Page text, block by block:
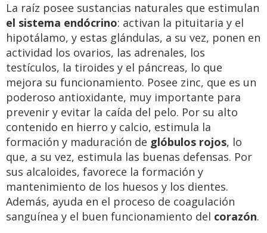
La raíz posee sustancias naturales que estimulan
el sistema endócrino: activan la pituitaria y el
hipotálamo, y estas glándulas, a su vez, ponen en
actividad los ovarios, las adrenales, los
testículos, la tiroides y el páncreas, lo que
mejora su funcionamiento. Posee zinc, que es un
poderoso antioxidante, muy importante para
prevenir y evitar la caída del pelo. Por su alto
contenido en hierro y calcio, estimula la
formación y maduración de glóbulos rojos, lo
que, a su vez, estimula las buenas defensas. Por
sus alcaloides, favorece la formación y
mantenimiento de los huesos y los dientes.
Además, ayuda en el proceso de coagulación
sanguínea y el buen funcionamiento del corazón.